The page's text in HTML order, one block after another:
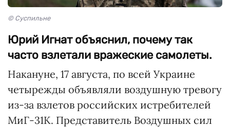
© Суспильне
Юрий Игнат объяснил, почему так
часто взлетали вражеские самолеты.
Накануне, 17 августа, по всей Украине
четырежды объявляли воздушную тревогу
из-за взлетов российских истребителей
МиГ-31К. Представитель Воздушных сил